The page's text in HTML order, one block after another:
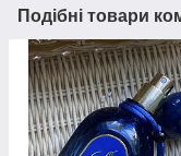
Подібні товари